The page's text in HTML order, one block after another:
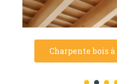
Charpente bois